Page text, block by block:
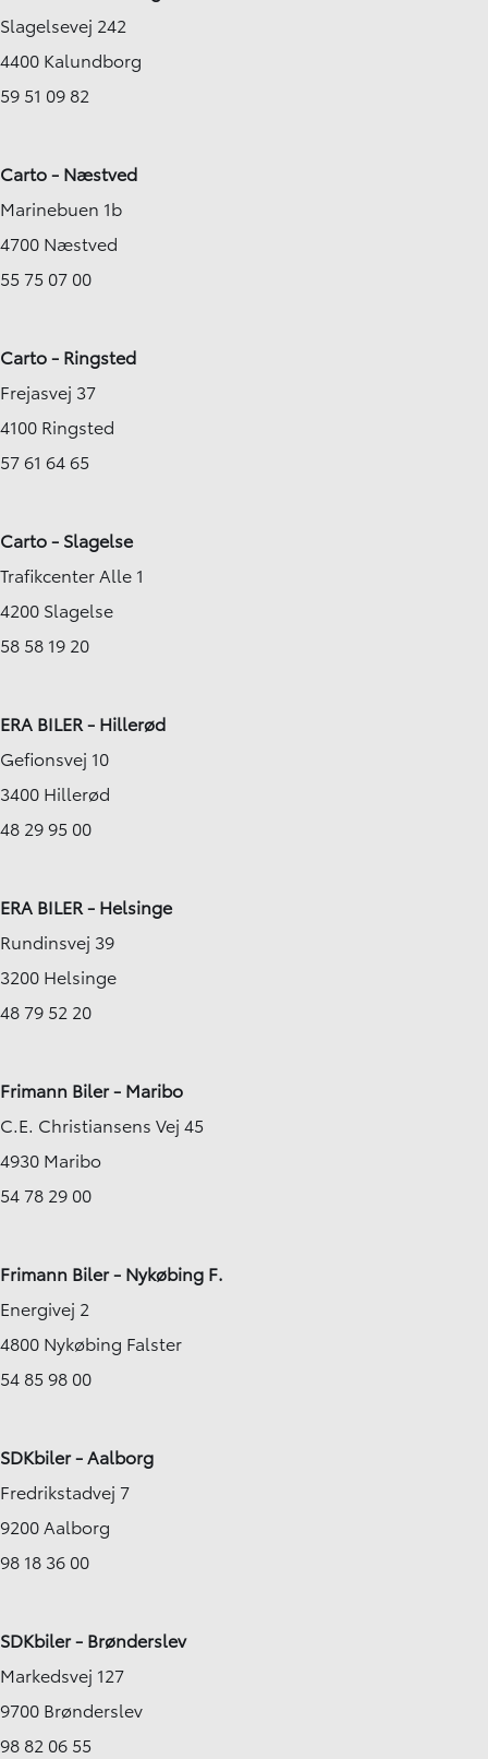
Slagelsevej 242
4400 Kalundborg
59 51 09 82
Carto - Næstved
Marinebuen 1b
4700 Næstved
55 75 07 00
Carto - Ringsted
Frejasvej 37
4100 Ringsted
57 61 64 65
Carto - Slagelse
Trafikcenter Alle 1
4200 Slagelse
58 58 19 20
ERA BILER - Hillerød
Gefionsvej 10
3400 Hillerød
48 29 95 00
ERA BILER - Helsinge
Rundinsvej 39
3200 Helsinge
48 79 52 20
Frimann Biler - Maribo
C.E. Christiansens Vej 45
4930 Maribo
54 78 29 00
Frimann Biler - Nykøbing F.
Energivej 2
4800 Nykøbing Falster
54 85 98 00
SDKbiler - Aalborg
Fredrikstadvej 7
9200 Aalborg
98 18 36 00
SDKbiler - Brønderslev
Markedsvej 127
9700 Brønderslev
98 82 06 55